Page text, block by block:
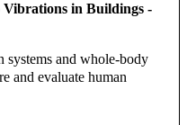
Vibrations in Buildings -
systems and whole-body
and evaluate human